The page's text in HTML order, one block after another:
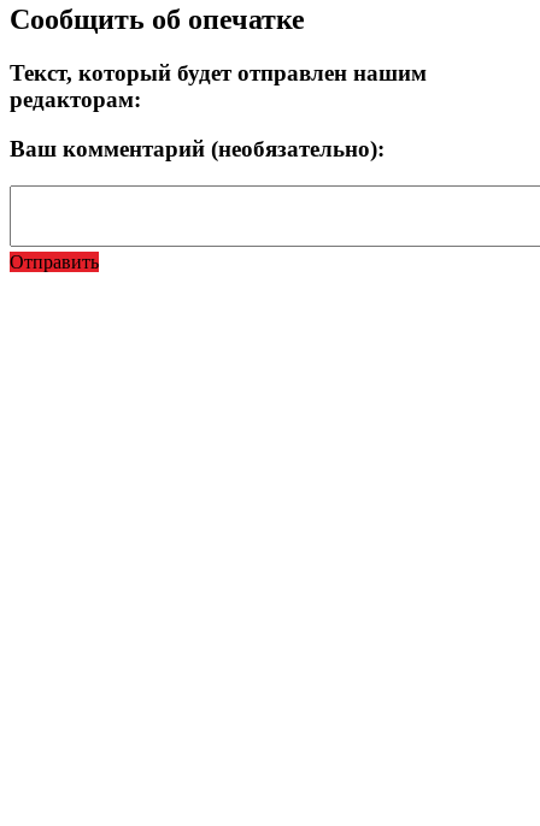
Сообщить об опечатке
Текст, который будет отправлен нашим
редакторам:
Ваш комментарий (необязательно):
Отправить